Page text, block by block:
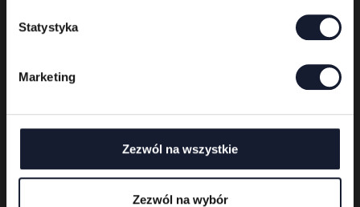
Statystyka
Marketing
Zezwól na wszystkie
Zezwól na wybór
Merch
Regulations